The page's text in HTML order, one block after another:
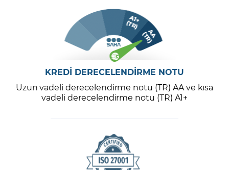
KREDİ DERECELENDİRME NOTU
Uzun vadeli derecelendirme notu (TR) AA ve kısa
vadeli derecelendirme notu (TR) A1+